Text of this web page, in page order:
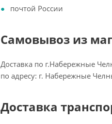
почтой России
Самовывоз из
Доставка по г.Набережные
по адресу: г. Набережные
Доставка